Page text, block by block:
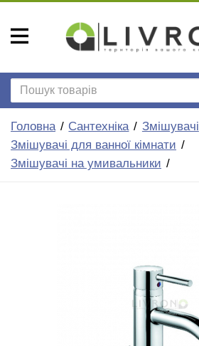
Головна Сантехніка
Змішувачі
Змішувачі для ванної кімнати
Змішувачі на умивальники